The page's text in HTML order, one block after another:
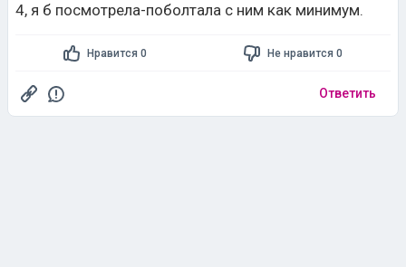
4, я б посмотрела-поболтала с ним как минимум.
Нравится 0 Не нравится 0
Ответить